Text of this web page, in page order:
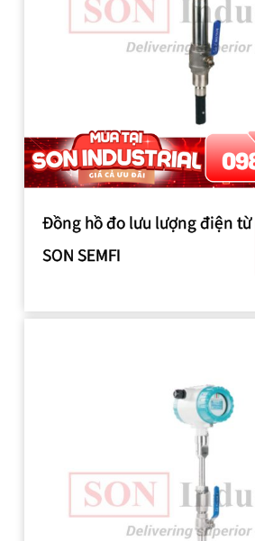
Đồng hồ đo lưu lượng điện từ
SON SEMFI